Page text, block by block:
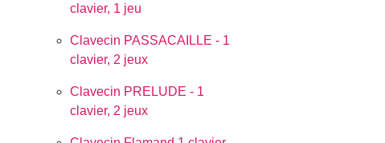
clavier, 1 jeu
Clavecin PASSACAILLE - 1
clavier, 2 jeux
Clavecin PRELUDE - 1
clavier, 2 jeux